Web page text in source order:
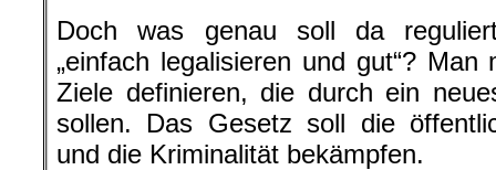
Doch was genau soll da
„einfach legalisieren und gut“?
Ziele definieren, die durch ein
sollen. Das Gesetz soll die
und die Kriminalität bekämpfen.